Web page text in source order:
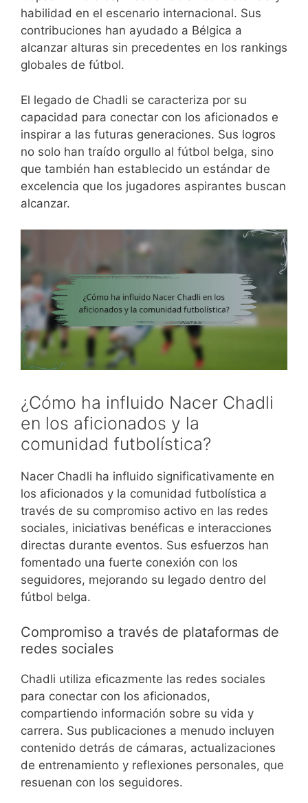
habilidad en el escenario internacional. Sus
contribuciones han ayudado a Bélgica a
alcanzar alturas sin precedentes en los rankings
globales de fútbol.
El legado de Chadli se caracteriza por su
capacidad para conectar con los aficionados e
inspirar a las futuras generaciones. Sus logros
no solo han traído orgullo al fútbol belga, sino
que también han establecido un estándar de
excelencia que los jugadores aspirantes buscan
alcanzar.
¿Cómo ha influido Nacer Chadli
en los aficionados y la
comunidad futbolística?
Nacer Chadli ha influido significativamente en
los aficionados y la comunidad futbolística a
través de su compromiso activo en las redes
sociales, iniciativas benéficas e interacciones
directas durante eventos. Sus esfuerzos han
fomentado una fuerte conexión con los
seguidores, mejorando su legado dentro del
fútbol belga.
Compromiso a través de plataformas de
redes sociales
Chadli utiliza eficazmente las redes sociales
para conectar con los aficionados,
compartiendo información sobre su vida y
carrera. Sus publicaciones a menudo incluyen
contenido detrás de cámaras, actualizaciones
de entrenamiento y reflexiones personales, que
resuenan con los seguidores.